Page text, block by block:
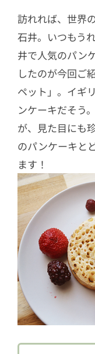
訪れれば、世界
石井。いつもう
井で人気のパン
したのが今回ご
ペット」。イギ
ンケーキだそう
が、見た目にも
のパンケーキと
ます！